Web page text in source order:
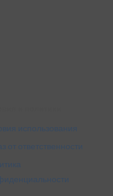
использования
от ответственности